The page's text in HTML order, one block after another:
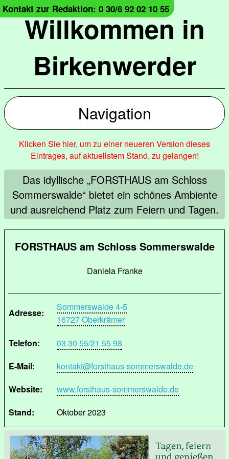
Willkommen in
Birkenwerder
Kontakt zur Redaktion: 0 30/6 92 02 10 55
Navigation
Klicken Sie hier, um zu einer neueren Version dieses
Eintrages, auf aktuellstem Stand, zu gelangen!
Das idyllische „FORSTHAUS am Schloss
Sommerswalde“ bietet ein schönes Ambiente
und ausreichend Platz zum Feiern und Tagen.
FORSTHAUS am Schloss Sommerswalde
Daniela Franke
Adresse:
Sommerswalde 4-5
16727 Oberkrämer
Telefon:
03 30 55/21 55 98
E-Mail:
kontakt@forsthaus-sommerswalde.de
Website:
www.forsthaus-sommerswalde.de
Stand:
Oktober 2023